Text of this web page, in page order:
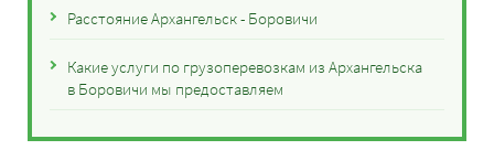
Расстояние Архангельск - Боровичи
Какие услуги по грузоперевозкам из Архангельска
в Боровичи мы предоставляем